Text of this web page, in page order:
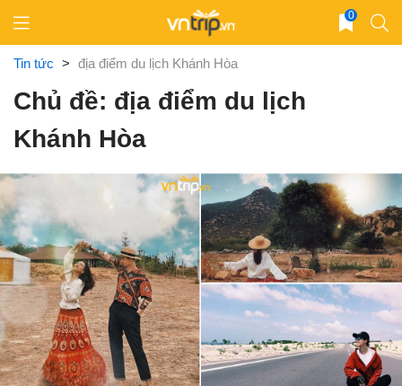
content
0
Tin tức > địa điểm du lịch Khánh Hòa
Chủ đề: địa điểm du lịch
Khánh Hòa